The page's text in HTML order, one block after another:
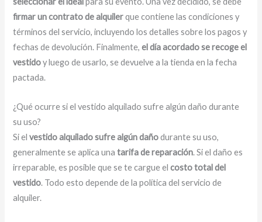
firmar un contrato de alquilerque contiene las condiciones y
términos del servicio, incluyendo los detalles sobre los pagos y
fechas de devolución. Finalmente,el día acordado se recoge el
vestidoy luego de usarlo, se devuelve a la tienda en la fecha
pactada.
¿Qué ocurre si el vestido alquilado sufre algún daño durante
su uso?
Si elvestido alquilado sufre algún dañodurante su uso,
generalmente se aplica unatarifa de reparación. Si el daño es
irreparable, es posible que se te cargue elcosto total del
vestido. Todo esto depende de la política del servicio de
alquiler.